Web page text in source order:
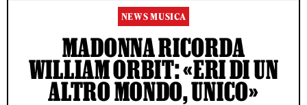
NEWS MUSICA
MADONNA RICORDA
WILLIAM ORBIT: «ERI DI UN
ALTRO MONDO, UNICO»